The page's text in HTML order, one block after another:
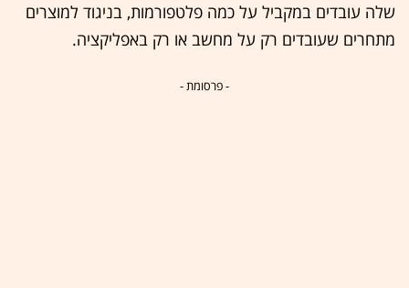
שלה עובדים במקביל על כמה פלטפורמות, בניגוד למוצרים
מתחרים שעובדים רק על מחשב או רק באפליקציה.
- פרסומת -